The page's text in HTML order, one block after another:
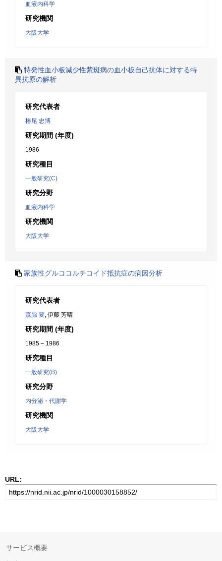
血液内科学
研究機関
大阪大学
特発性血小板減少性紫斑病の血小板自己抗体に対する特
異抗原の解析
研究代表者
椿尾 忠博
研究期間 (年度)
1986
研究種目
一般研究(C)
研究分野
血液内科学
研究機関
大阪大学
家族性グルココルチコイド抵抗症の病因分析
研究代表者
森脇 要, 伊藤 芳晴
研究期間 (年度)
1985 – 1986
研究種目
一般研究(B)
研究分野
内分泌・代謝学
研究機関
大阪大学
URL:
サービス概要